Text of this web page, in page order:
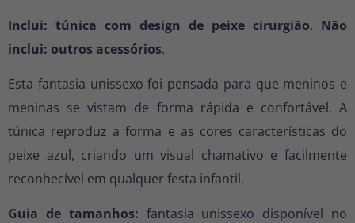
Inclui: túnica com design de peixe cirurgião. Não
inclui: outros acessórios.
Esta fantasia unissexo foi pensada para que meninos e
meninas se vistam de forma rápida e confortável. A
túnica reproduz a forma e as cores características do
peixe azul, criando um visual chamativo e facilmente
reconhecível em qualquer festa infantil.
Guia de tamanhos: fantasia unissexo disponível no